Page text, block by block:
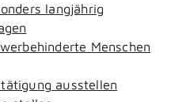
langjährig
Menschen
ausstellen